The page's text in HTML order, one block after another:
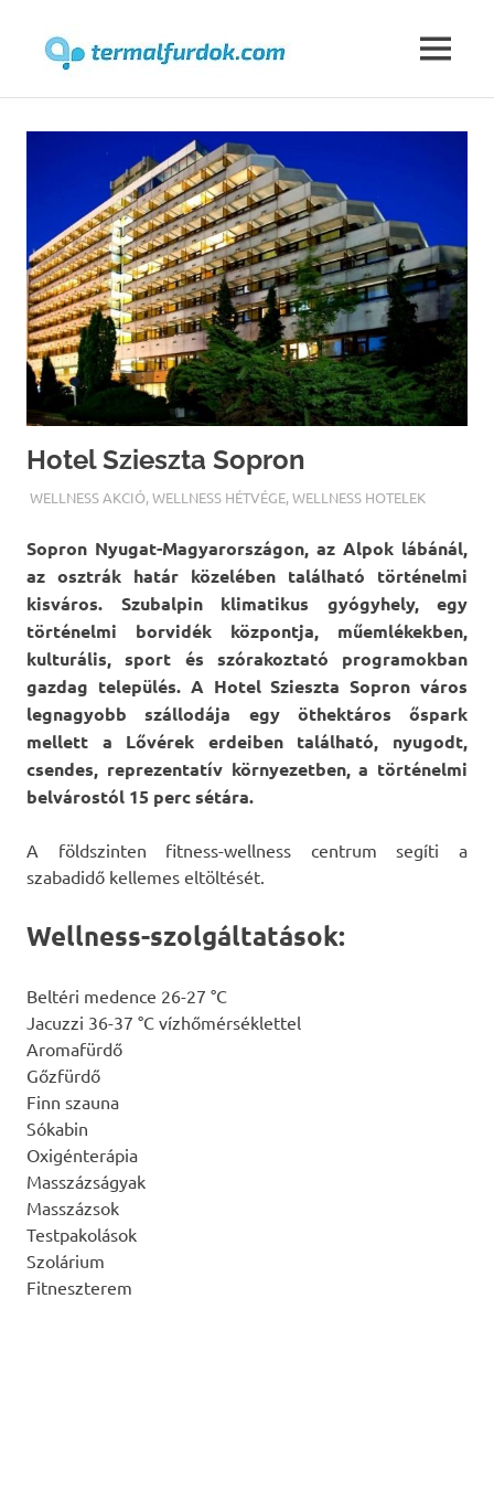
MENU
Hotel Szieszta Sopron
TERMALFURDOK.COM
WELLNESS AKCIÓ,WELLNESS HÉTVÉGE,WELLNESS HOTELEK
Sopron Nyugat-Magyarországon, az Alpok lábánál,
az osztrák határ közelében található történelmi
kisváros. Szubalpin klimatikus gyógyhely, egy
történelmi borvidék központja, műemlékekben,
kulturális, sport és szórakoztató programokban
gazdag település. A Hotel Szieszta Sopron város
legnagyobb szállodája egy öthektáros őspark
mellett a Lővérek erdeiben található, nyugodt,
csendes, reprezentatív környezetben, a történelmi
belvárostól 15 perc sétára.
A földszinten fitness-wellness centrum segíti a
szabadidő kellemes eltöltését.
Wellness-szolgáltatások:
Beltéri medence 26-27 °C
Jacuzzi 36-37 °C vízhőmérséklettel
Aromafürdő
Gőzfürdő
Finn szauna
Sókabin
Oxigénterápia
Masszázságyak
Masszázsok
Testpakolások
Szolárium
Fitneszterem